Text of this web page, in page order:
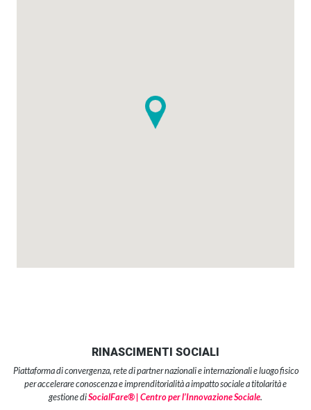
RINASCIMENTI SOCIALI
Piattaforma di convergenza, rete di partner nazionali e internazionali e luogo fisico
per accelerare conoscenza e imprenditorialità a impatto sociale a titolarità e
gestione diSocialFare® | Centro per l’Innovazione Sociale.